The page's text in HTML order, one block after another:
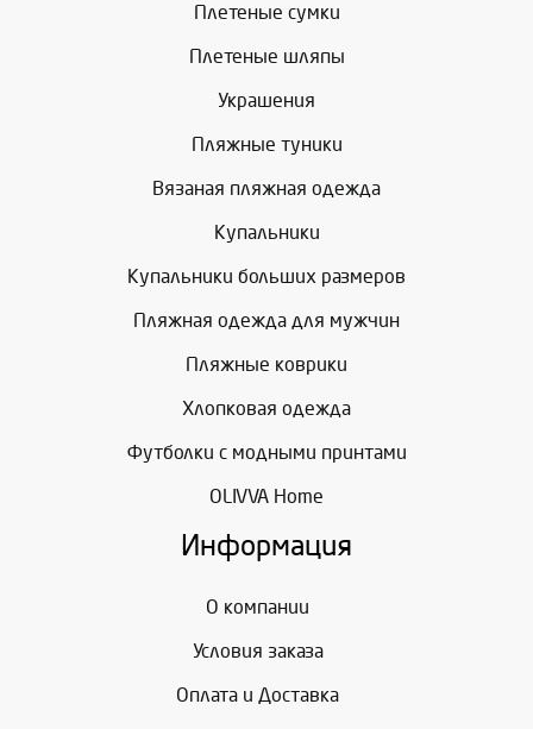
Плетеные сумки
Плетеные шляпы
Украшения
Пляжные туники
Вязаная пляжная одежда
Купальники
Купальники больших размеров
Пляжная одежда для мужчин
Пляжные коврики
Хлопковая одежда
Футболки с модными принтами
OLIVVA Home
Информация
О компании
Условия заказа
Оплата и Доставка